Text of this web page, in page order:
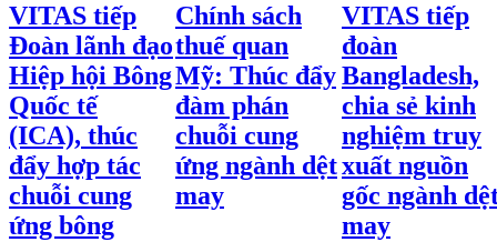
VITAS tiếp
Đoàn lãnh đạo
Hiệp hội Bông
Quốc tế
(ICA), thúc
đẩy hợp tác
chuỗi cung
ứng bông
Chính sách
thuế quan
Mỹ: Thúc đẩy
đàm phán
chuỗi cung
ứng ngành dệt
may
VITAS tiếp
đoàn
Bangladesh,
chia sẻ kinh
nghiệm truy
xuất nguồn
gốc ngành
may